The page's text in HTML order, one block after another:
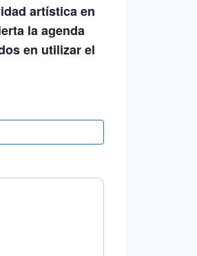
artística en
la agenda
​​en utilizar el